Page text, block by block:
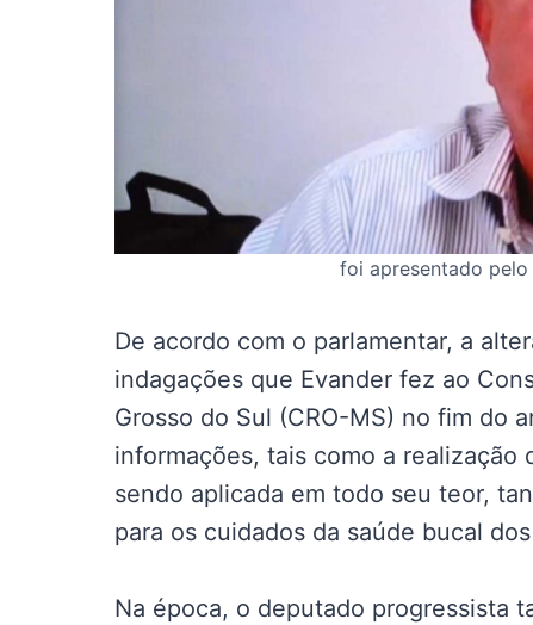
foi apresentado pelo
De acordo com o parlamentar, a
indagações que Evander fez ao
Grosso do Sul (CRO-MS) no fim do
informações, tais como a
sendo aplicada em todo seu teor,
para os cuidados da saúde bucal
Na época, o deputado progressista